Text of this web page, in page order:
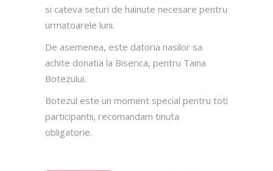
si cateva seturi de hainute necesare pentru
urmatoarele luni.
De asemenea, este datoria nasilor sa
achite donatia la Biserica, pentru Taina
Botezului.
Botezul este un moment special pentru toti
participantii, recomandam tinuta
obligatorie.